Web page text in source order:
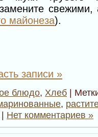
свежими,
майонеза).
записи »
блюдо, Хлеб |
,
| Нет комментариев »